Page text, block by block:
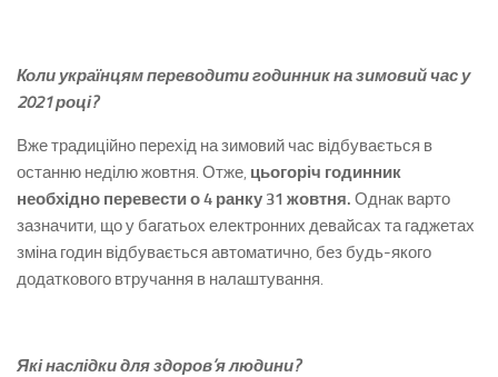
Коли українцям переводити годинник на зимовий час у
2021 році?
Вже традиційно перехід на зимовий час відбувається в
останню неділю жовтня. Отже, цьогоріч годинник
необхідно перевести о 4 ранку 31 жовтня. Однак варто
зазначити, що у багатьох електронних девайсах та гаджетах
зміна годин відбувається автоматично, без будь-якого
додаткового втручання в налаштування.
Які наслідки для здоров’я людини?